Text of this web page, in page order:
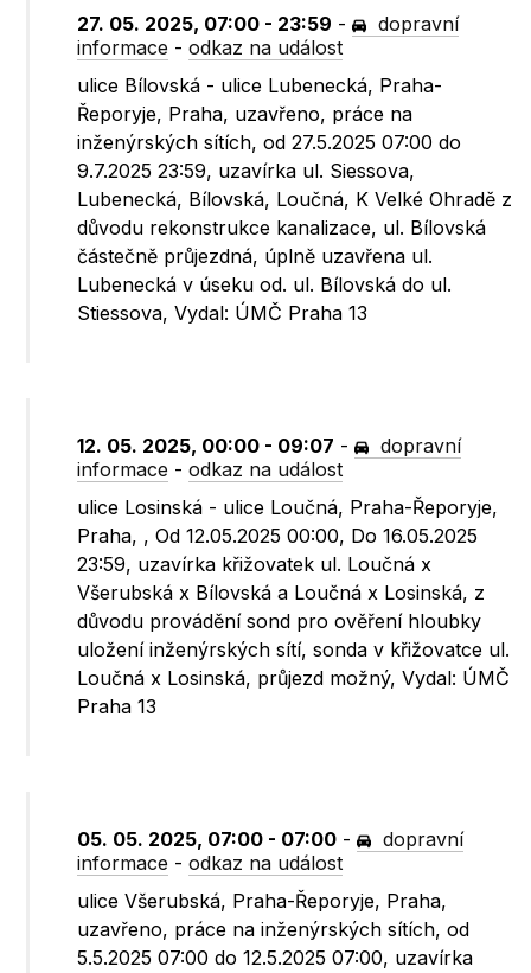
27. 05. 2025, 07:00 - 23:59 -
dopravní
informace -odkaz na událost
ulice Bílovská - ulice Lubenecká, Praha-
Řeporyje, Praha, uzavřeno, práce na
inženýrských sítích, od 27.5.2025 07:00 do
9.7.2025 23:59, uzavírka ul. Siessova,
Lubenecká, Bílovská, Loučná, K Velké Ohradě z
důvodu rekonstrukce kanalizace, ul. Bílovská
částečně průjezdná, úplně uzavřena ul.
Lubenecká v úseku od. ul. Bílovská do ul.
Stiessova, Vydal: ÚMČ Praha 13
12. 05. 2025, 00:00 - 09:07 -
dopravní
informace -odkaz na událost
ulice Losinská - ulice Loučná, Praha-Řeporyje,
Praha, , Od 12.05.2025 00:00, Do 16.05.2025
23:59, uzavírka křižovatek ul. Loučná x
Všerubská x Bílovská a Loučná x Losinská, z
důvodu provádění sond pro ověření hloubky
uložení inženýrských sítí, sonda v křižovatce ul.
Loučná x Losinská, průjezd možný, Vydal: ÚMČ
Praha 13
05. 05. 2025, 07:00 - 07:00 -
dopravní
informace -odkaz na událost
ulice Všerubská, Praha-Řeporyje, Praha,
uzavřeno, práce na inženýrských sítích, od
5.5.2025 07:00 do 12.5.2025 07:00, uzavírka